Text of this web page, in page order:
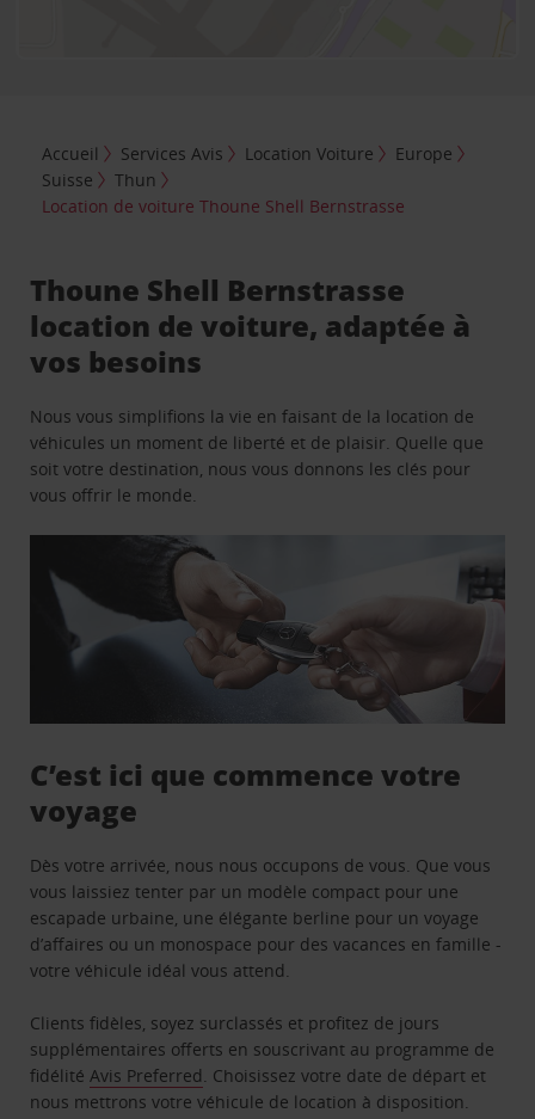
Accueil Services Avis Location Voiture
Europe
Suisse
Thun
Location de voiture Thoune Shell Bernstrasse
Thoune Shell Bernstrasse
location de voiture, adaptée à
vos besoins
Nous vous simplifions la vie en faisant de la location de
véhicules un moment de liberté et de plaisir. Quelle que
soit votre destination, nous vous donnons les clés pour
vous offrir le monde.
C’est ici que commence votre
voyage
Dès votre arrivée, nous nous occupons de vous. Que vous
vous laissiez tenter par un modèle compact pour une
escapade urbaine, une élégante berline pour un voyage
d’affaires ou un monospace pour des vacances en famille -
votre véhicule idéal vous attend.
Clients fidèles, soyez surclassés et profitez de jours
supplémentaires offerts en souscrivant au programme de
fidélitéAvis Preferred. Choisissez votre date de départ et
nous mettrons votre véhicule de location à disposition.